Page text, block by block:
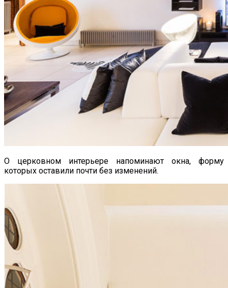
О церковном интерьере напоминают окна, форму
которых оставили почти без изменений.